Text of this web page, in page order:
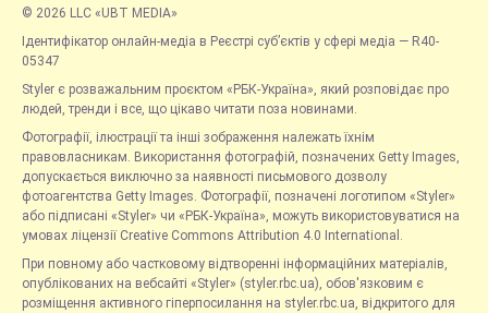
© 2026 LLC «UBT MEDIA»
Ідентифікатор онлайн-медіа в Реєстрі суб’єктів у сфері медіа — R40-
05347
Styler є розважальним проєктом «РБК-Україна», який розповідає про
людей, тренди і все, що цікаво читати поза новинами.
Фотографії, ілюстрації та інші зображення належать їхнім
правовласникам. Використання фотографій, позначених Getty Images,
допускається виключно за наявності письмового дозволу
фотоагентства Getty Images. Фотографії, позначені логотипом «Styler»
або підписані «Styler» чи «РБК-Україна», можуть використовуватися на
умовах ліцензії Creative Commons Attribution 4.0 International.
При повному або частковому відтворенні інформаційних матеріалів,
опублікованих на вебсайті «Styler» (styler.rbc.ua), обов'язковим є
розміщення активного гіперпосилання на styler.rbc.ua, відкритого для